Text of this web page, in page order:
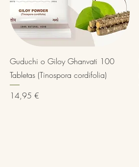
Vista rápida
Guduchi o Giloy Ghanvati 100
Tabletas (Tinospora cordifolia)
Precio
14,95 €